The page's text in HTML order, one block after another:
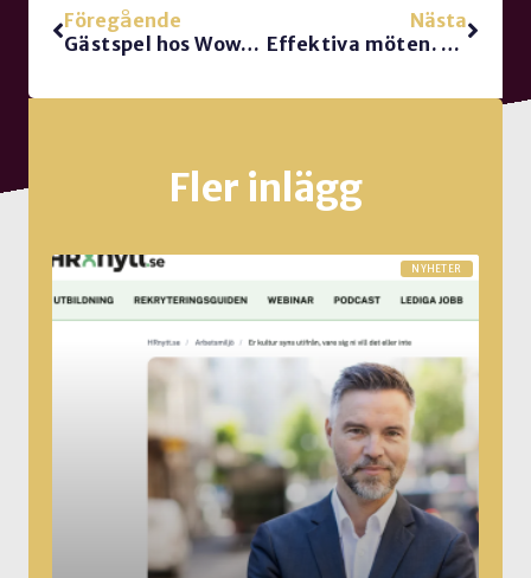
Föregående
Gästspel hos Wowpodden
Nästa
Effektiva möten. Den bästa boken för ditt praktiska ledarskap.
Fler inlägg
NYHETER